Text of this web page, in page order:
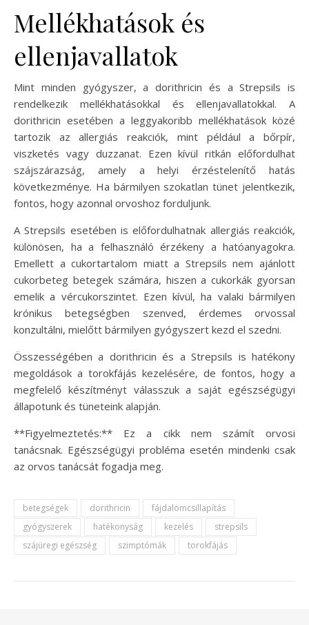
Mellékhatások és
ellenjavallatok
Mint minden gyógyszer, a dorithricin és a Strepsils is
rendelkezik mellékhatásokkal és ellenjavallatokkal. A
dorithricin esetében a leggyakoribb mellékhatások közé
tartozik az allergiás reakciók, mint például a bőrpír,
viszketés vagy duzzanat. Ezen kívül ritkán előfordulhat
szájszárazság, amely a helyi érzéstelenítő hatás
következménye. Ha bármilyen szokatlan tünet jelentkezik,
fontos, hogy azonnal orvoshoz forduljunk.
A Strepsils esetében is előfordulhatnak allergiás reakciók,
különösen, ha a felhasználó érzékeny a hatóanyagokra.
Emellett a cukortartalom miatt a Strepsils nem ajánlott
cukorbeteg betegek számára, hiszen a cukorkák gyorsan
emelik a vércukorszintet. Ezen kívül, ha valaki bármilyen
krónikus betegségben szenved, érdemes orvossal
konzultálni, mielőtt bármilyen gyógyszert kezd el szedni.
Összességében a dorithricin és a Strepsils is hatékony
megoldások a torokfájás kezelésére, de fontos, hogy a
megfelelő készítményt válasszuk a saját egészségügyi
állapotunk és tüneteink alapján.
**Figyelmeztetés:** Ez a cikk nem számít orvosi
tanácsnak. Egészségügyi probléma esetén mindenki csak
az orvos tanácsát fogadja meg.
betegségek dorithricin
fájdalomcsillapítás
gyógyszerek
hatékonyság kezelés
strepsils
szájüregi egészség
szimptómák torokfájás